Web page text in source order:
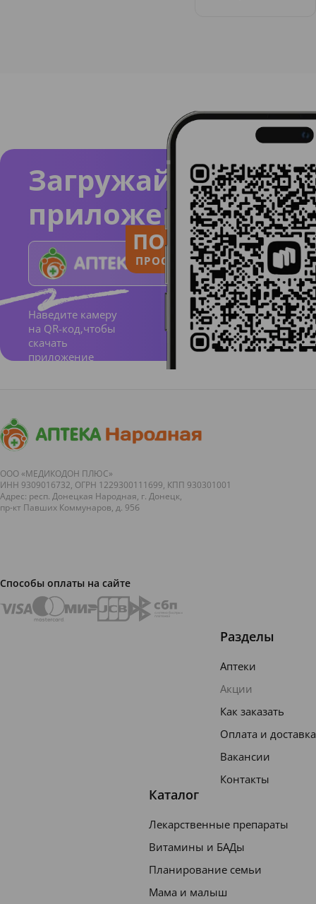
Загружайте
приложение
Наведите камеру
на QR-код,чтобы
скачать
приложение
ПОЛЬЗУЙСЯ
ПРОСТО И ПОНЯТНО
ООО «МЕДИКОДОН ПЛЮС»
ИНН 9309016732, ОГРН 1229300111699, КПП 930301001
Адрес: респ. Донецкая Народная, г. Донецк,
пр-кт Павших Коммунаров, д. 95б
Способы оплаты на сайте
Разделы
Аптеки
Акции
Как заказать
Оплата и доставка
Вакансии
Контакты
Каталог
Лекарственные препараты
Витамины и БАДы
Планирование семьи
Мама и малыш